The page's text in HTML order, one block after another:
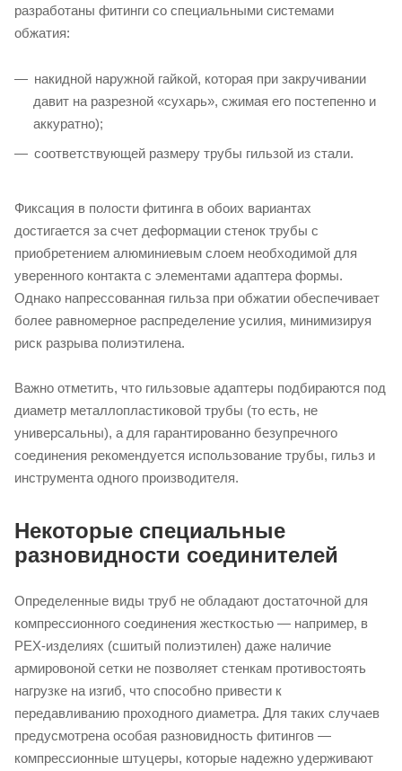
разработаны фитинги со специальными системами
обжатия:
накидной наружной гайкой, которая при закручивании
давит на разрезной «сухарь», сжимая его постепенно и
аккуратно);
соответствующей размеру трубы гильзой из стали.
Фиксация в полости фитинга в обоих вариантах
достигается за счет деформации стенок трубы с
приобретением алюминиевым слоем необходимой для
уверенного контакта с элементами адаптера формы.
Однако напрессованная гильза при обжатии обеспечивает
более равномерное распределение усилия, минимизируя
риск разрыва полиэтилена.
Важно отметить, что гильзовые адаптеры подбираются под
диаметр металлопластиковой трубы (то есть, не
универсальны), а для гарантированно безупречного
соединения рекомендуется использование трубы, гильз и
инструмента одного производителя.
Некоторые специальные
разновидности соединителей
Определенные виды труб не обладают достаточной для
компрессионного соединения жесткостью — например, в
РЕХ-изделиях (сшитый полиэтилен) даже наличие
армировоной сетки не позволяет стенкам противостоять
нагрузке на изгиб, что способно привести к
передавливанию проходного диаметра. Для таких случаев
предусмотрена особая разновидность фитингов —
компрессионные штуцеры, которые надежно удерживают